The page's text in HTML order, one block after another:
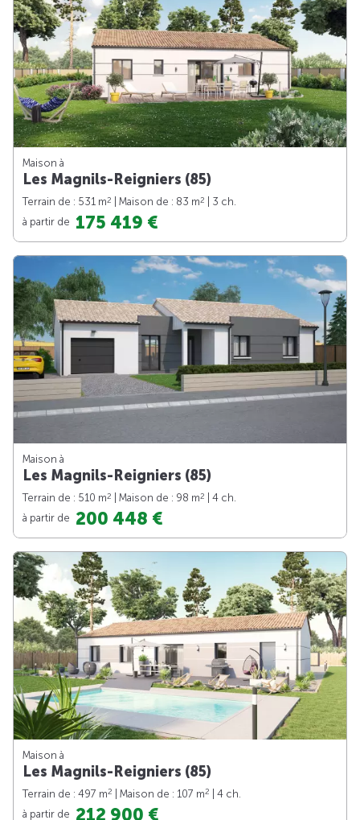
Maison à
Les Magnils-Reigniers (85)
Terrain de : 531 m2 | Maison de : 83 m2
| 3 ch.
à partir de 175 419 €
Maison à
Les Magnils-Reigniers (85)
Terrain de : 510 m2 | Maison de : 98 m2
| 4 ch.
à partir de 200 448 €
Maison à
Les Magnils-Reigniers (85)
Terrain de : 497 m2 | Maison de : 107 m2
| 4 ch.
à partir de 212 900 €